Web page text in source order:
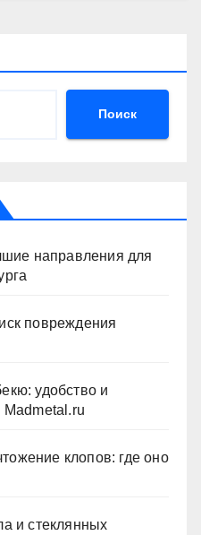
Поиск
направления для
повреждения
удобство и
Madmetal.ru
клопов: где оно
и стеклянных